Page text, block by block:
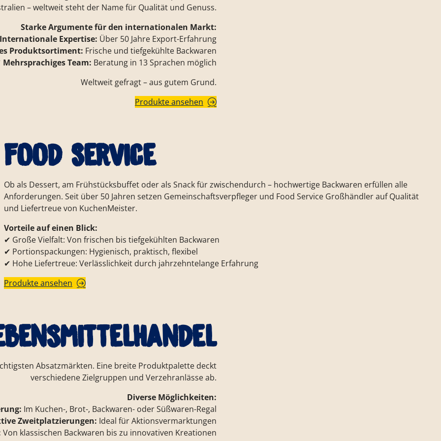
– weltweit steht der Name für Qualität und Genuss.
Starke Argumente für den internationalen Markt:
Internationale Expertise: Über 50 Jahre Export-Erfahrung
Produktsortiment: Frische und tiefgekühlte Backwaren
Mehrsprachiges Team: Beratung in 13 Sprachen möglich
Weltweit gefragt – aus gutem Grund.
Produkte ansehen
Food Service
Ob als Dessert, am Frühstücksbuffet oder als Snack für zwischendurch – hochwertige Backwaren erfüllen alle
Anforderungen. Seit über 50 Jahren setzen Gemeinschaftsverpfleger und Food Service Großhändler auf Qualität
und Liefertreue von KuchenMeister.
Vorteile auf einen Blick:
✔ Große Vielfalt: Von frischen bis tiefgekühlten Backwaren
✔ Portionspackungen: Hygienisch, praktisch, flexibel
✔ Hohe Liefertreue: Verlässlichkeit durch jahrzehntelange Erfahrung
Produkte ansehen
Absatzmärkten. Eine breite Produktpalette deckt
verschiedene Zielgruppen und Verzehranlässe ab.
Diverse Möglichkeiten:
Im Kuchen-, Brot-, Backwaren- oder Süßwaren-Regal
Zweitplatzierungen: Ideal für Aktionsvermarktungen
Von klassischen Backwaren bis zu innovativen Kreationen